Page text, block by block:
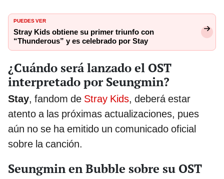
PUEDES VER
Stray Kids obtiene su primer triunfo con
“Thunderous” y es celebrado por Stay
¿Cuándo será lanzado el OST
interpretado por Seungmin?
Stay, fandom de Stray Kids, deberá estar
atento a las próximas actualizaciones, pues
aún no se ha emitido un comunicado oficial
sobre la canción.
Seungmin en Bubble sobre su OST